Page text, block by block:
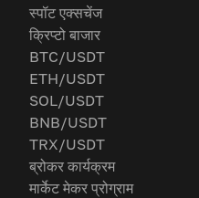
स्पॉट एक्सचेंज
क्रिप्टो बाजार
BTC/USDT
ETH/USDT
SOL/USDT
BNB/USDT
TRX/USDT
ब्रोकर कार्यक्रम
मार्केट मेकर प्रोग्राम